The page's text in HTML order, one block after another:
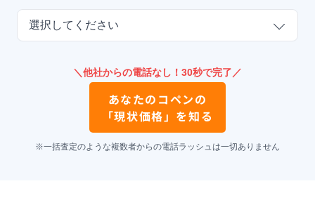
選択してください
＼他社からの電話なし！30秒で完了／
あなたの コペンの
「現状価格」を知る
※一括査定のような複数者からの電話ラッシュは一切ありません